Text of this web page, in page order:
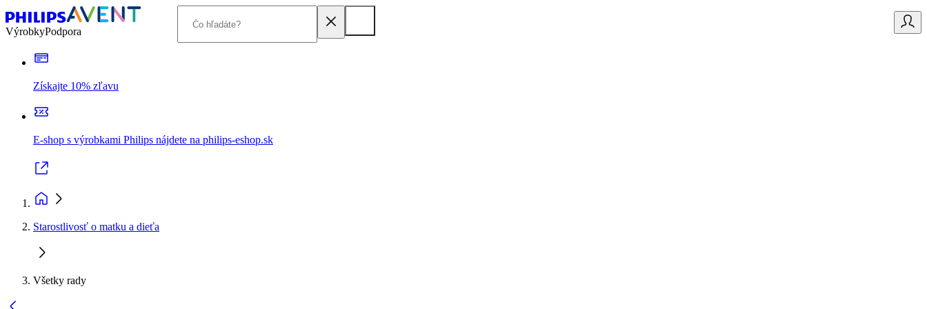
VýrobkyPodpora
Získajte 10% zľavu
E-shop s výrobkami Philips nájdete na philips-eshop.sk
Starostlivosť o matku a dieťa
Všetky rady